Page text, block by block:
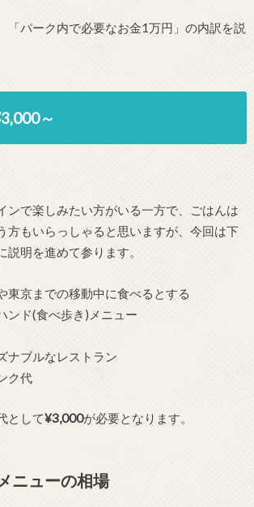
「パーク内で必要なお金1万円」の内訳を説
～
ンで楽しみたい方がいる一方で、ごはんは
方もいらっしゃると思いますが、今回は下
説明を進めて参ります。
東京までの移動中に食べるとする
ンド(食べ歩き)メニュー
ナブルなレストラン
ク代
として¥3,000が必要となります。
ニューの相場